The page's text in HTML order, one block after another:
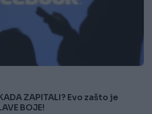
ZAPITALI? Evo zašto je
BOJE!